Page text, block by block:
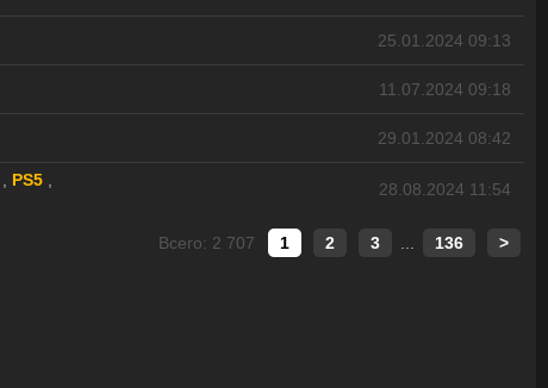
25.01.2024 09:13
11.07.2024 09:18
29.01.2024 08:42
PS5 28.08.2024 11:54
Всего: 2 707 1 2 3 136 >